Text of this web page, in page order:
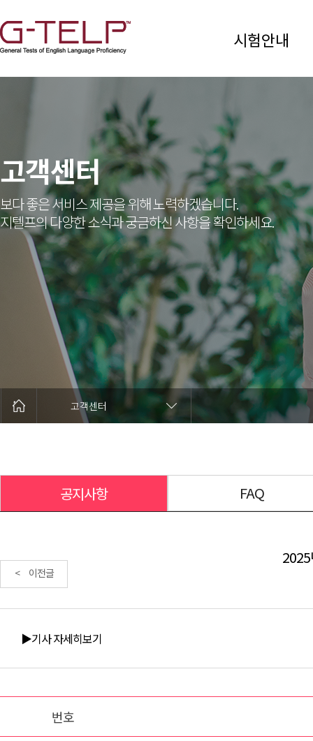
시험안내
고객센터
보다 좋은 서비스 제공을 위해 노력하겠습니다.
지텔프의 다양한 소식과 궁금하신 사항을 확인하세요.
고객센터
공지사항 FAQ
< 이전글
▶기사 자세히보기
번호